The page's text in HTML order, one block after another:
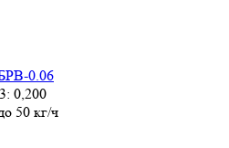
0.06
0,200
50 кг/ч